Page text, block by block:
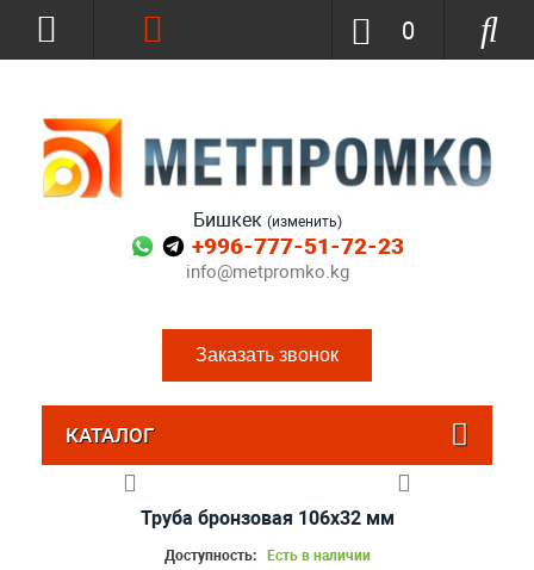
Бишкек (изменить)
+996-777-51-72-23
info@metpromko.kg
Заказать звонок
0
КАТАЛОГ
Труба бронзовая 106x32 мм
Доступность: Есть в наличии